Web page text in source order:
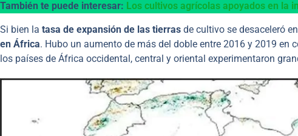
También te puede interesar: Los cultivos agrícolas apoyados en la
Si bien la tasa de expansión de las tierras de cultivo se desaceleró
en África. Hubo un aumento de más del doble entre 2016 y 2019
los países de África occidental, central y oriental experimentaron